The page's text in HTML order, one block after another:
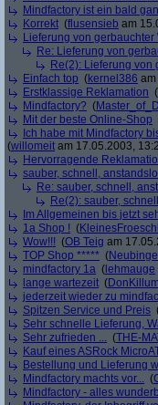
Mindfactory ist ein bald
Korrekt (flusensieb am
Lieferung von gerbauchter
Re: Lieferung von
Re(2): Lieferung von
Einfach top (kernel386
Erstklassige Reklamation (
Mindfactory? (
Mit der beste Online-Shop
Ich habe mit Mindfactory
(willomeit am 17.05.2003,
Hervorragende
sauber, schnell,
Re: sauber, schnell,
Re(2): sauber,
Im Allgemeinen bis jetzt
1a Shop ! (
Wow!!! (OB Teig am
TOP Shop ***** (
mindfactory 1a ( lehmauge
lange wartezeit (
jederzeit wieder zu
Spitzen Service und Preis
Sehr schnelle Lieferung,
Sehr zufrieden ... (THE-
Kauf eines ASRock
Bestellung und Lieferung
Mindfactory machts vor... (
Mindfactory - alles